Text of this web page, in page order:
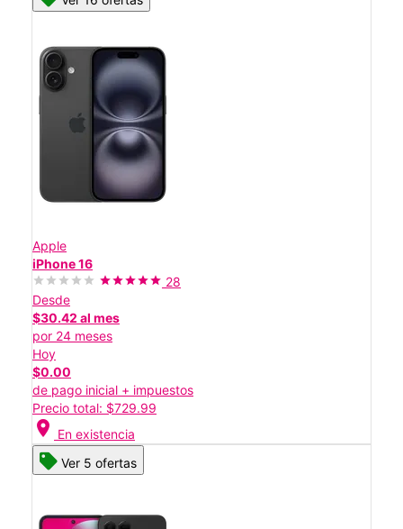
Apple
iPhone 16
28
Desde
$30.42 al mes
por 24 meses
Hoy
$0.00
de pago inicial + impuestos
Precio total: $729.99
location_on En existencia
Ver 5 ofertas